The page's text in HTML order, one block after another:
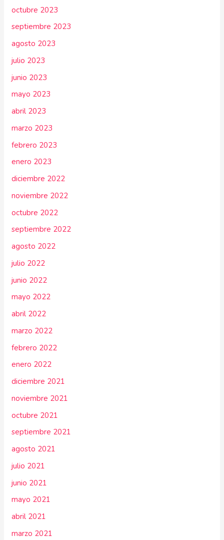
octubre 2023
septiembre 2023
agosto 2023
julio 2023
junio 2023
mayo 2023
abril 2023
marzo 2023
febrero 2023
enero 2023
diciembre 2022
noviembre 2022
octubre 2022
septiembre 2022
agosto 2022
julio 2022
junio 2022
mayo 2022
abril 2022
marzo 2022
febrero 2022
enero 2022
diciembre 2021
noviembre 2021
octubre 2021
septiembre 2021
agosto 2021
julio 2021
junio 2021
mayo 2021
abril 2021
marzo 2021